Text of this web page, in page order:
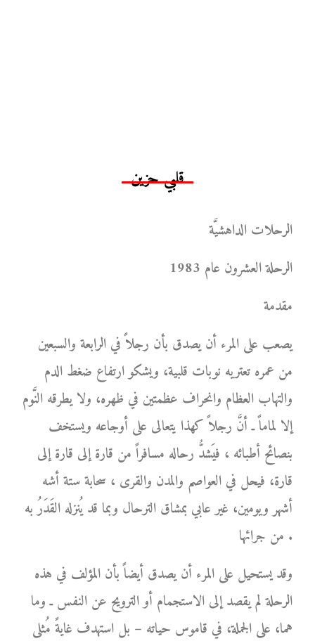
قلبي حزين
الرحلات الداهشيَّة
الرحلة العشرون عام 1983
مقدمة
يصعب على المرء أن يصدق بأن رجلاً في الرابعة والسبعين
من عمره تعتريه نوبات قلبية، ويشكو ارتفاع ضغط الدم
والتهاب العظام وانحراف عظمتين في ظهره، ولا يطرقه النَّوم
إلا لماماً ـ أنَّ رجلاً كهذا يتعالى على أوجاعه ويستخف
بنصائح أطبائه ، فيَشدُّ رحاله مسافراً من قارة إلى قارة إلى
قارة، فيحل في العواصم والمدن والقرى ، سحابة ستة أشه
أشهر ويومين، غير عابي بمشاق الترحال وبما قد يُنزله القَدَرُ به
من جرائها .
وقد يستحيل على المرء أن يصدق أيضاً بأن المؤلف في هذه
الرحلة لم يقصد إلى الاستجمام أو الترويح عن النفس ـ وما
هما، على الجملة، في قاموس حياته – بل استهدف غايةً مُثلى